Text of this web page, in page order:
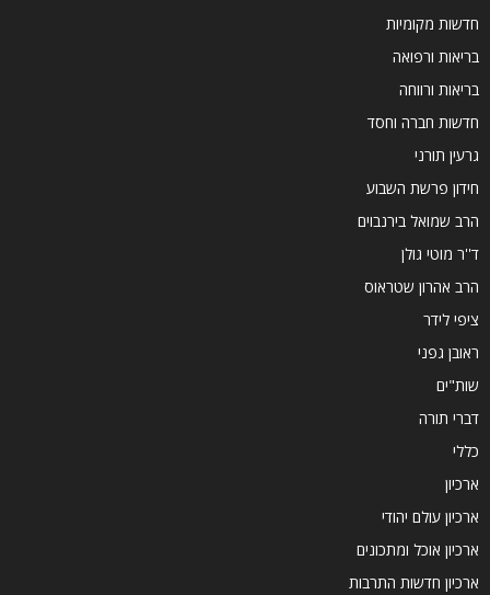
חדשות מקומיות
בריאות ורפואה
בריאות ורווחה
חדשות חברה וחסד
גרעין תורני
חידון פרשת השבוע
הרב שמואל בירנבוים
ד''ר מוטי גולן
הרב אהרון שטראוס
ציפי לידר
ראובן גפני
שות"ים
דברי תורה
כללי
ארכיון
ארכיון עולם יהודי
ארכיון אוכל ומתכונים
ארכיון חדשות התרבות